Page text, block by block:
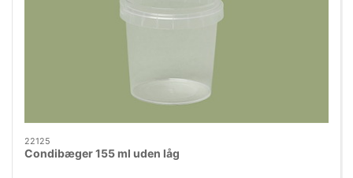
22125
Condibæger 155 ml uden låg